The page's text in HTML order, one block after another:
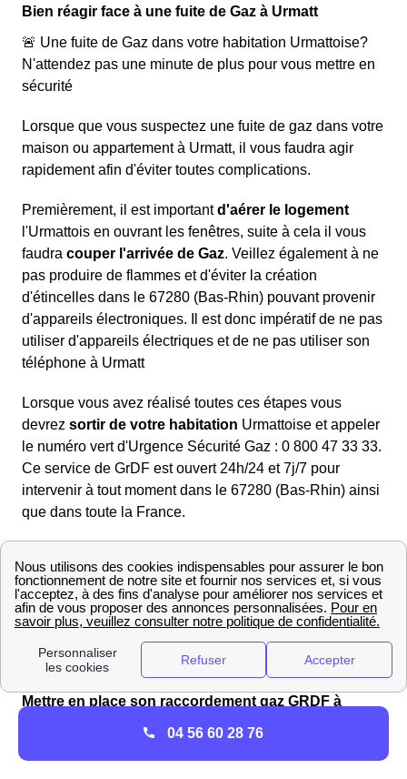
Bien réagir face à une fuite de Gaz à Urmatt
🚨 Une fuite de Gaz dans votre habitation Urmattoise?
N'attendez pas une minute de plus pour vous mettre en
sécurité
Lorsque que vous suspectez une fuite de gaz dans votre
maison ou appartement à Urmatt, il vous faudra agir
rapidement afin d'éviter toutes complications.
Premièrement, il est importantd'aérer le logement
l'Urmattois en ouvrant les fenêtres, suite à cela il vous
faudra couper l'arrivée de Gaz. Veillez également à ne
pas produire de flammes et d'éviter la création
d'étincelles dans le 67280 (Bas-Rhin) pouvant provenir
d'appareils électroniques. Il est donc impératif de ne pas
utiliser d'appareils électriques et de ne pas utiliser son
téléphone à Urmatt
Lorsque vous avez réalisé toutes ces étapes vous
devrez sortir de votre habitation Urmattoise et appeler
le numéro vert d'Urgence Sécurité Gaz : 0 800 47 33 33.
Ce service de GrDF est ouvert 24h/24 et 7j/7 pour
intervenir à tout moment dans le 67280 (Bas-Rhin) ainsi
que dans toute la France.
Gaz réalisera un diagnostic de votre situation et enverra
un technicien GrDF proche de chez vous en Alsace pour
intervenir le plus rapidement possible. Vous devrez
attendre son arrivée et respecter à la lettre les
instructions données par l'opérateur.
Mettre en place son raccordement gaz GRDF à
04 56 60 28 76